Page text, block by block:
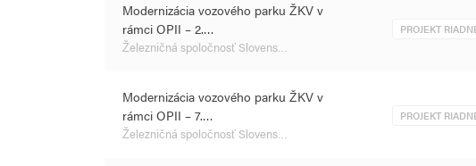
Modernizácia vozového parku ŽKV v
rámci OPII – 2.…
Železničná spoločnosť Slovens…
PROJEKT
Modernizácia vozového parku ŽKV v
rámci OPII – 7.…
Železničná spoločnosť Slovens…
PROJEKT